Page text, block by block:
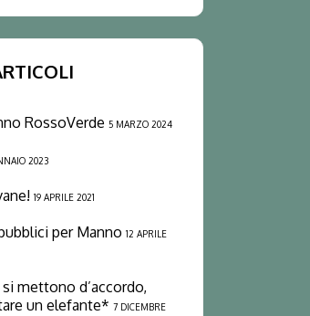
RossoVerde 5 MARZO 2024
2023
19 APRILE 2021
per Manno 12 APRILE
mettono d’accordo,
un elefante* 7 DICEMBRE